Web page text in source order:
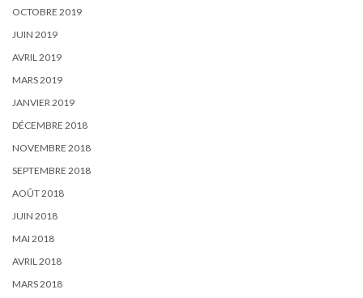
OCTOBRE 2019
JUIN 2019
AVRIL 2019
MARS 2019
JANVIER 2019
DÉCEMBRE 2018
NOVEMBRE 2018
SEPTEMBRE 2018
AOÛT 2018
JUIN 2018
MAI 2018
AVRIL 2018
MARS 2018